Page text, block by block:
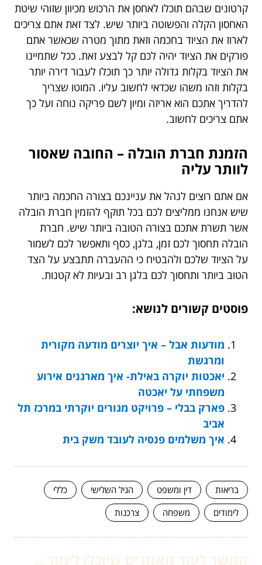
קרטונים שבהם תוכלו לאחסן את הרכוש מכיוון שזוהי שיטת
האחסון הקלה והפשוטה ביותר שיש. לצד זאת אתם צריכים
לארוז את הציוד בחכמה וזאת מתוך מטרה שכאשר אתם
פורקים את הציוד יהיה לכם קל לבצע זאת. ככל שתמיינו
את הציוד בקלות גדולה יותר כך תוכלו לעבור דירה יותר
בקלות וזהו משהו שכדאי לחשוב עליו. המוטו שצריך
להדריך אתכם הוא אריזה ומיון לשם פריקה נוחה ועל כך
אתם צריכים לחשוב.
הזמנת חברת הובלה – החובה שאסור
לוותר עליה
אם אתם רוצים לנהל את עניינכם בצורה החכמה ביותר
שיש אנחנו ממליצים לכם בכל תוקף להזמין חברת הובלה
אשר תשרת אתכם בצורה הטובה ביותר שיש. חברת
הובלה תחסוך לכם זמן, בלגן, כסף ותאפשר לכם לשמור
על הציוד שלכם ולהבטיח כי ההעברה תתבצע על הצד
הטוב ביותר ותחסוך לכם בלגן רב ובעיות לא קטנות.
פוסטים קשורים לנושא:
מודעות אבל – איך יוצרים מודעה מקורית
ומרגשת
יאכטות יוקרה באילת- איך מארגנים אירוע
משפחתי על יאכטה
פארק בבלי – פרויקט מגורים יוקרתי במרכז תל
אביב
איך משלמים פנסיה לעובד משק בית
בריאות דין ומשפט הגיל השלישי
כללי
לימודים
משפחה צרכנות